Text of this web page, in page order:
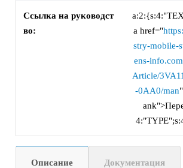
Ссылка на руководст
во:
a href="
stry-mobile-
ens-
Article/
-0AA0/man
Описание Документация